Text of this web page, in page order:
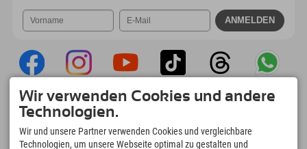
Explorer App
Upload Deiner #ExplorerMoments, Mein
Explorer To Go mit Buchungsübersicht,
Wir verwenden Cookies und andere
Technologien.
Wir und unsere Partner verwenden Cookies und vergleichbare
Technologien, um unsere Webseite optimal zu gestalten und